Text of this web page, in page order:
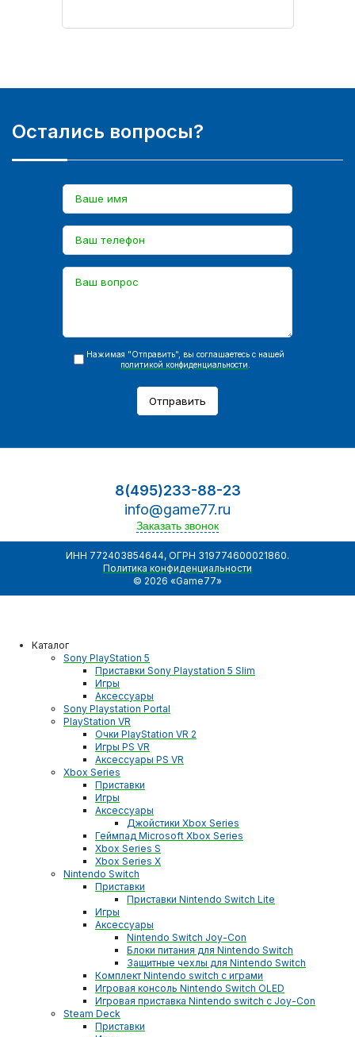
Остались вопросы?
Нажимая "Отправить", вы соглашаетесь с нашей
политикой конфиденциальности
Отправить
8(495)233-88-23
info@game77.ru
Заказать звонок
ИНН 772403854644, ОГРН 319774600021860.
Политика конфиденциальности
© 2026 «Game77»
Каталог
Sony PlayStation 5
Приставки Sony Playstation 5 Slim
Игры
Аксессуары
Sony Playstation Portal
PlayStation VR
Очки PlayStation VR 2
Игры PS VR
Аксессуары PS VR
Xbox Series
Приставки
Игры
Аксессуары
Джойстики Xbox Series
Геймпад Microsoft Xbox Series
Xbox Series S
Xbox Series X
Nintendo Switch
Приставки
Приставки Nintendo Switch Lite
Игры
Аксессуары
Nintendo Switch Joy-Con
Блоки питания для Nintendo Switch
Защитные чехлы для Nintendo Switch
Комплект Nintendo switch с играми
Игровая консоль Nintendo Switch OLED
Игровая приставка Nintendo switch с Joy-Con
Steam Deck
Приставки